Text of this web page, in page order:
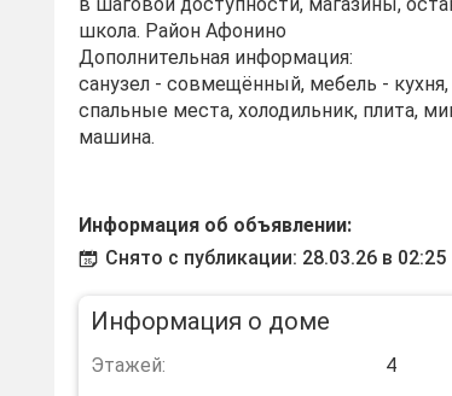
школа. Район Афонино
Дополнительная информация:
санузел - совмещённый, мебель -
спальные места, холодильник, плита,
машина.
Информация об объявлении:
Снято с публикации: 28.03.26 в 02:25
Информация о доме
Этажей:
4